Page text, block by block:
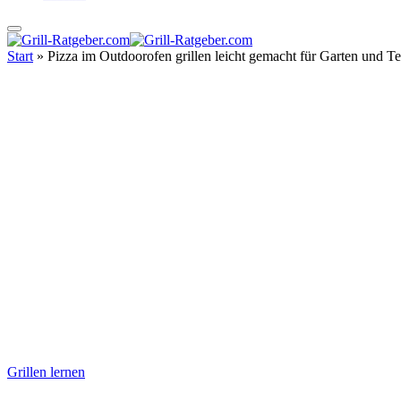
Start » Pizza im Outdoorofen grillen leicht gemacht für Garten und
Grillen lernen